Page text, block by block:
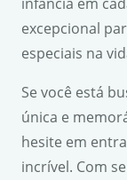
excepcional
especiais na
Se você está
única e
hesite em
incrível. Com